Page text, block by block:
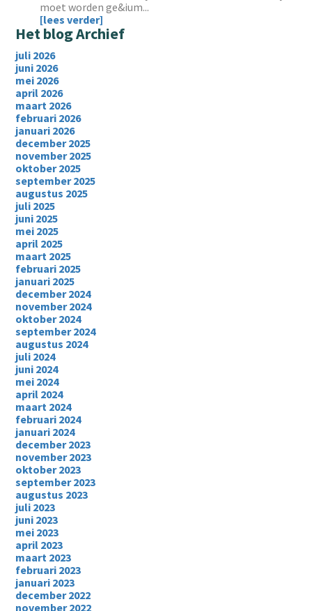
moet worden ge&ium...
[lees verder]
Het blog Archief
juli 2026
juni 2026
mei 2026
april 2026
maart 2026
februari 2026
januari 2026
december 2025
november 2025
oktober 2025
september 2025
augustus 2025
juli 2025
juni 2025
mei 2025
april 2025
maart 2025
februari 2025
januari 2025
december 2024
november 2024
oktober 2024
september 2024
augustus 2024
juli 2024
juni 2024
mei 2024
april 2024
maart 2024
februari 2024
januari 2024
december 2023
november 2023
oktober 2023
september 2023
augustus 2023
juli 2023
juni 2023
mei 2023
april 2023
maart 2023
februari 2023
januari 2023
december 2022
november 2022